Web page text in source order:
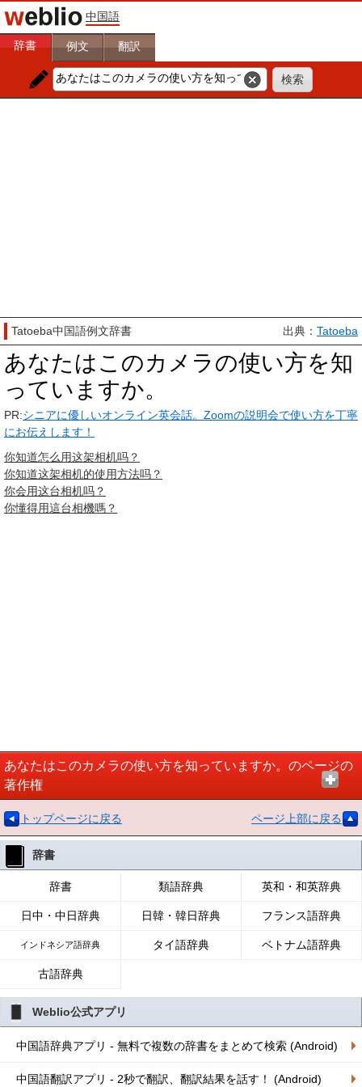
中国語
辞書 例文 翻訳
Tatoeba中国語例文辞書 出典： Tatoeba
あなたはこのカメラの使い方を知
っていますか。
PR:シニアに優しいオンライン英会話。Zoomの説明会で使い方を丁寧
にお伝えします！
你知道怎么用这架相机吗？
你知道这架相机的使用方法吗？
你会用这台相机吗？
你懂得用這台相機嗎？
あなたはこのカメラの使い方を知っていますか。のページの
著作権
トップページに戻る ページ上部に戻る
辞書
辞書 類語辞典 英和・和英辞典
日中・中日辞典 日韓・韓日辞典 フランス語辞典
インドネシア語辞典 タイ語辞典 ベトナム語辞典
古語辞典
Weblio公式アプリ
中国語辞典アプリ - 無料で複数の辞書をまとめて検索 (Android)
中国語翻訳アプリ - 2秒で翻訳、翻訳結果を話す！ (Android)